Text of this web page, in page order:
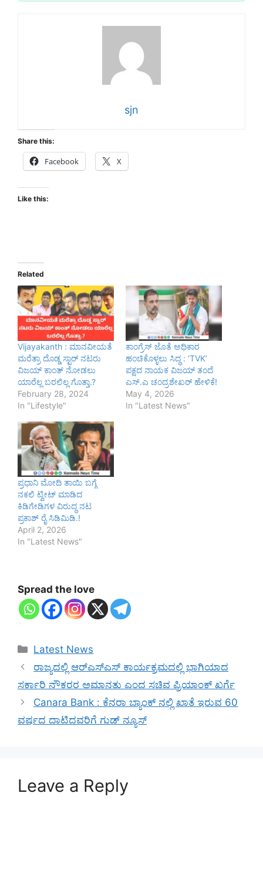
sjn
Share this:
Facebook X
Like this:
Related
Vijayakanth : ಮಾನವೀಯತೆ
ಮರೆತ್ರಾ ದೊಡ್ಡ ಸ್ಟಾರ್ ನಟರು
ವಿಜಯ್ ಕಾಂತ್ ನೋಡಲು
ಯಾರೆಲ್ಲ ಬರಲಿಲ್ಲ ಗೊತ್ತಾ.?
February 28, 2024
In "Lifestyle"
ಕಾಂಗ್ರೆಸ್ ಜೊತೆ ಅಧಿಕಾರ
ಹಂಚಿಕೊಳ್ಳಲು ಸಿದ್ಧ : ‘TVK’
ಪಕ್ಷದ ನಾಯಕ ವಿಜಯ್ ತಂದೆ
ಎಸ್.ಎ ಚಂದ್ರಶೇಖರ್ ಹೇಳಿಕೆ!
May 4, 2026
In "Latest News"
ಪ್ರಧಾನಿ ಮೋದಿ ತಾಯಿ ಬಗ್ಗೆ
ನಕಲಿ ಟ್ವೀಟ್ ಮಾಡಿದ
ಕಿಡಿಗೇಡಿಗಳ ವಿರುದ್ಧ ನಟ
ಪ್ರಕಾಶ್ ರೈ ಸಿಡಿಮಿಡಿ.!
April 2, 2026
In "Latest News"
Spread the love
Categories
Latest News
ರಾಜ್ಯದಲ್ಲಿ ಆರ್‌ಎಸ್‌ಎಸ್‌ ಕಾರ್ಯಕ್ರಮದಲ್ಲಿ ಭಾಗಿಯಾದ
ಸರ್ಕಾರಿ ನೌಕರರ ಅಮಾನತು ಎಂದ ಸಚಿವ ಪ್ರಿಯಾಂಕ್ ಖರ್ಗೆ
Canara Bank : ಕೆನರಾ ಬ್ಯಾಂಕ್ ನಲ್ಲಿ ಖಾತೆ ಇರುವ 60
ವರ್ಷದ ದಾಟಿದವರಿಗೆ ಗುಡ್ ನ್ಯೂಸ್
Leave a Reply